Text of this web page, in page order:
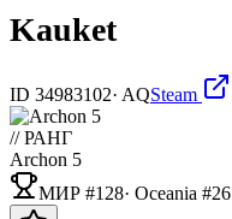
Kauket
ID 34983102· AQSteam
// РАНГ
Archon 5
МИР #128· Oceania #26